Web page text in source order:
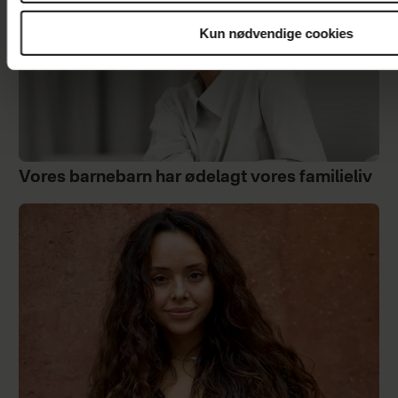
Kun nødvendige cookies
Vores barnebarn har ødelagt vores familieliv